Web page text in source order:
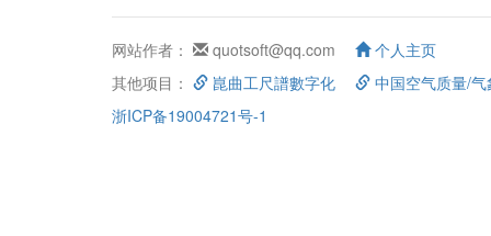
网站作者： quotsoft@qq.com
个人主页
其他项目：
崑曲工尺譜數字化
中国空气质量/
浙ICP备19004721号-1